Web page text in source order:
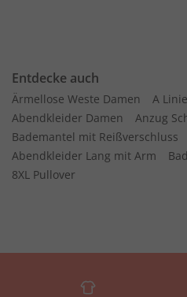
Entdecke auch
Ärmellose Weste Damen
A
Abendkleider Damen
Anzug
Bademantel mit Reißverschluss
Abendkleider Lang mit Arm
8XL Pullover